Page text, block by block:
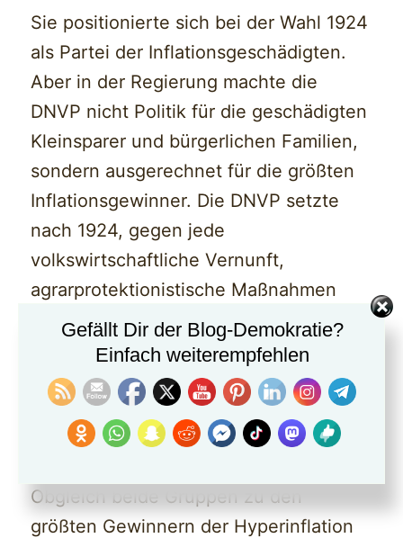
Sie positionierte sich bei der Wahl 1924
als Partei der Inflationsgeschädigten.
Aber in der Regierung machte die
DNVP nicht Politik für die geschädigten
Kleinsparer und bürgerlichen Familien,
sondern ausgerechnet für die größten
Inflationsgewinner. Die DNVP setzte
nach 1924, gegen jede
volkswirtschaftliche Vernunft,
agrarprotektionistische Maßnahmen
zugunsten der ostelbischen
Großgrundbesitzer durch.
Auch veranlasste sie
Ausgleichszahlungen für die
Obgleich beide Gruppen zu den
größten Gewinnern der Hyperinflation
Gefällt Dir der Blog-Demokratie?
Einfach weiterempfehlen